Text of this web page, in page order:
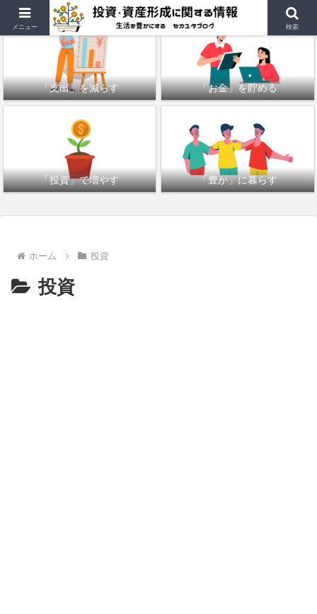
「支出」を減らす 「お金」を貯める
「投資」で増やす 「豊か」に暮らす
ホーム 投資
投資
メニュー 検索